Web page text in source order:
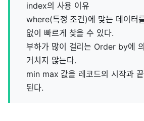
index의 사용 이유
where(특정 조건)에 맞는 데이
없이 빠르게 찾을 수 있다.
부하가 많이 걸리는 Order by에
거치지 않는다.
min max 값을 레코드의 시작과
된다.